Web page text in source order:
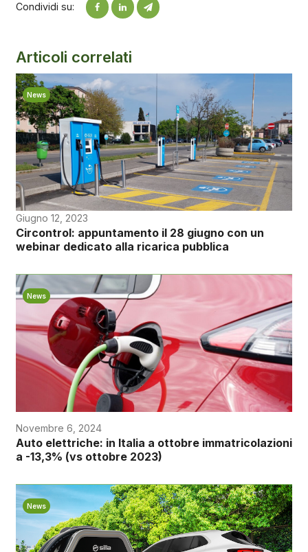
Condividi su:
Articoli correlati
News
Giugno 12, 2023
Circontrol: appuntamento il 28 giugno con un
webinar dedicato alla ricarica pubblica
News
Novembre 6, 2024
Auto elettriche: in Italia a ottobre immatricolazioni
a -13,3% (vs ottobre 2023)
News